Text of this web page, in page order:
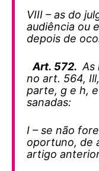
VIII – as do
audiência ou
depois de
Art. 572. As
no art. 564,
parte, g e h,
sanadas:
I – se não
oportuno, de
artigo